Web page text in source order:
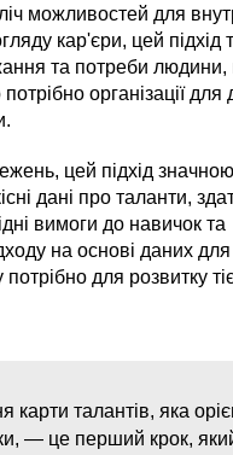
можливостей для
кар'єри, цей підхід
та потреби
організації для
цей підхід
дані про таланти,
вимоги до навичок та
на основі даних
потрібно для розвитку
карти талантів, яка
— це перший крок,